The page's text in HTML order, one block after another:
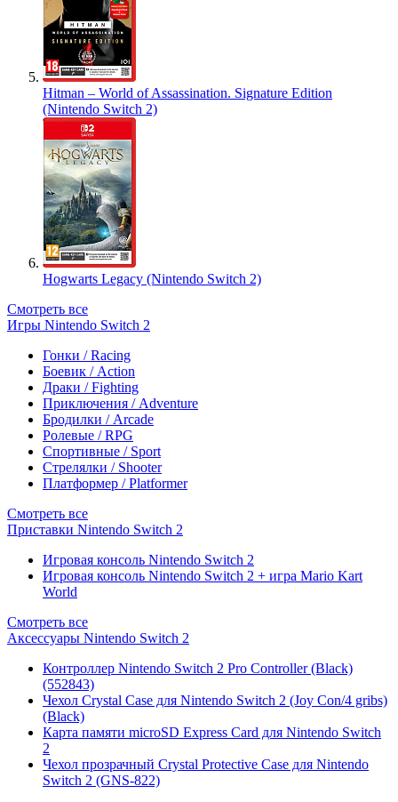
Hitman – World of Assassination. Signature Edition
(Nintendo Switch 2)
Hogwarts Legacy (Nintendo Switch 2)
Смотреть все
Игры Nintendo Switch 2
Гонки / Racing
Боевик / Action
Драки / Fighting
Приключения / Adventure
Бродилки / Arcade
Ролевые / RPG
Спортивные / Sport
Стрелялки / Shooter
Платформер / Platformer
Смотреть все
Приставки Nintendo Switch 2
Игровая консоль Nintendo Switch 2
Игровая консоль Nintendo Switch 2 + игра Mario Kart
World
Смотреть все
Аксессуары Nintendo Switch 2
Контроллер Nintendo Switch 2 Pro Controller (Black)
(552843)
Чехол Сrystal Сase для Nintendo Switch 2 (Joy Con/4 gribs)
(Black)
Карта памяти microSD Express Card для Nintendo Switch
2
Чехол прозрачный Crystal Protective Case для Nintendo
Switch 2 (GNS-822)